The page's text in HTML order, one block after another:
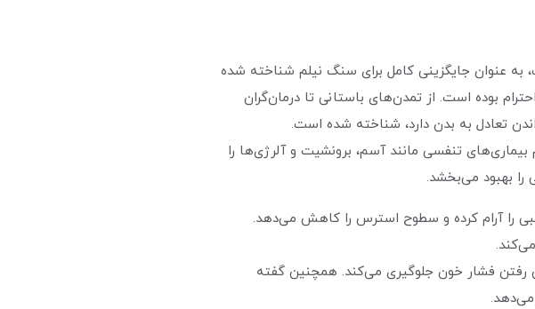
عنوان جایگزینی کامل برای سنگ نیلم شناخته شده
بوده است. از تمدن‌های باستانی تا درمان‌گران
تعادل به بدن دارد، شناخته شده است.
تنفسی مانند آسم، برونشیت و آلرژی‌ها را
بهبود می‌بخشد.
را آرام کرده و سطوح استرس را کاهش می‌دهد.
رفتن فشار خون جلوگیری می‌کند. همچنین گفته
می‌دهد.